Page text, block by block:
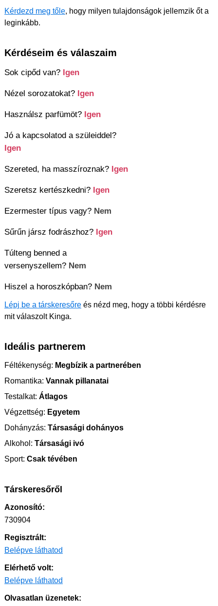
Kérdezd meg tőle, hogy milyen tulajdonságok jellemzik őt a
leginkább.
Kérdéseim és válaszaim
Sok cipőd van? Igen
Nézel sorozatokat? Igen
Használsz parfümöt? Igen
Jó a kapcsolatod a szüleiddel?
Igen
Szereted, ha masszíroznak? Igen
Szeretsz kertészkedni? Igen
Ezermester típus vagy? Nem
Sűrűn jársz fodrászhoz? Igen
Túlteng benned a
versenyszellem? Nem
Hiszel a horoszkópban? Nem
Lépj be a társkeresőre és nézd meg, hogy a többi kérdésre
mit válaszolt Kinga.
Ideális partnerem
Féltékenység: Megbízik a partnerében
Romantika: Vannak pillanatai
Testalkat: Átlagos
Végzettség: Egyetem
Dohányzás: Társasági dohányos
Alkohol: Társasági ivó
Sport: Csak tévében
Társkeresőről
Azonosító:
730904
Regisztrált:
Belépve láthatod
Elérhető volt:
Belépve láthatod
Olvasatlan üzenetek: